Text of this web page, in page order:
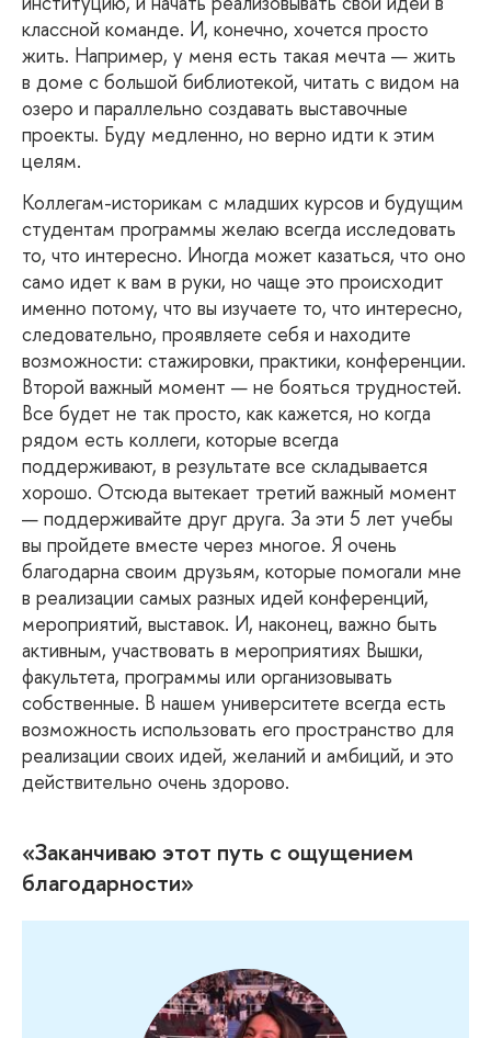
классной команде. И, конечно, хочется просто
жить. Например, у меня есть такая мечта — жить
в доме с большой библиотекой, читать с видом на
озеро и параллельно создавать выставочные
проекты. Буду медленно, но верно идти к этим
целям.
Коллегам-историкам с младших курсов и будущим
студентам программы желаю всегда исследовать
то, что интересно. Иногда может казаться, что оно
само идет к вам в руки, но чаще это происходит
именно потому, что вы изучаете то, что интересно,
следовательно, проявляете себя и находите
возможности: стажировки, практики, конференции.
Второй важный момент — не бояться трудностей.
Все будет не так просто, как кажется, но когда
рядом есть коллеги, которые всегда
поддерживают, в результате все складывается
хорошо. Отсюда вытекает третий важный момент
— поддерживайте друг друга. За эти 5 лет учебы
вы пройдете вместе через многое. Я очень
благодарна своим друзьям, которые помогали мне
в реализации самых разных идей конференций,
мероприятий, выставок. И, наконец, важно быть
активным, участвовать в мероприятиях Вышки,
факультета, программы или организовывать
собственные. В нашем университете всегда есть
возможность использовать его пространство для
реализации своих идей, желаний и амбиций, и это
действительно очень здорово.
«Заканчиваю этот путь с ощущением
благодарности»